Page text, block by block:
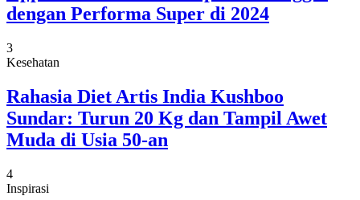
dengan Performa Super di 2024
3
Kesehatan
Rahasia Diet Artis India Kushboo
Sundar: Turun 20 Kg dan Tampil Awet
Muda di Usia 50-an
4
Inspirasi